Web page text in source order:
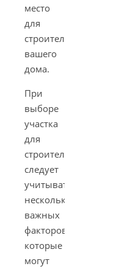
место
для
строительства
вашего
дома.
При
выборе
участка
для
строительства
следует
учитывать
несколько
важных
факторов,
которые
могут